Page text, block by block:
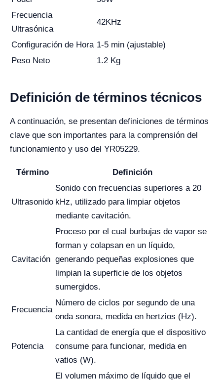
Frecuencia
Ultrasónica
42KHz
Configuración de Hora 1-5 min (ajustable)
Peso Neto
1.2 Kg
Definición de términos técnicos
A continuación, se presentan definiciones de términos
clave que son importantes para la comprensión del
funcionamiento y uso del YR05229.
Término Definición
Ultrasonido
Sonido con frecuencias superiores a 20
kHz, utilizado para limpiar objetos
mediante cavitación.
Cavitación
Proceso por el cual burbujas de vapor se
forman y colapsan en un líquido,
generando pequeñas explosiones que
limpian la superficie de los objetos
sumergidos.
Frecuencia
Número de ciclos por segundo de una
onda sonora, medida en hertzios (Hz).
Potencia
La cantidad de energía que el dispositivo
consume para funcionar, medida en
vatios (W).
El volumen máximo de líquido que el